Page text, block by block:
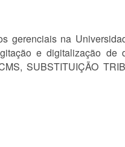
gerenciais na
e digitalização de
SUBSTITUIÇÃO